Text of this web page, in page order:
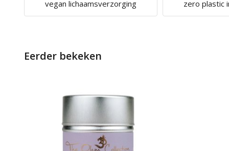
vegan lichaamsverzorging zero plastic
Eerder bekeken